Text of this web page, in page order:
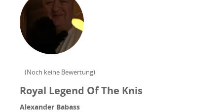
(Noch keine Bewertung)
Royal Legend Of The Knis
Alexander Babass